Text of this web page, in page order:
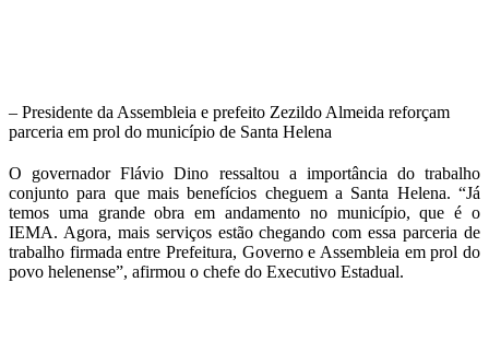
– Presidente da Assembleia e prefeito Zezildo Almeida reforçam
parceria em prol do município de Santa Helena
O governador Flávio Dino ressaltou a importância do trabalho
conjunto para que mais benefícios cheguem a Santa Helena. “Já
temos uma grande obra em andamento no município, que é o
IEMA. Agora, mais serviços estão chegando com essa parceria de
trabalho firmada entre Prefeitura, Governo e Assembleia em prol do
povo helenense”, afirmou o chefe do Executivo Estadual.